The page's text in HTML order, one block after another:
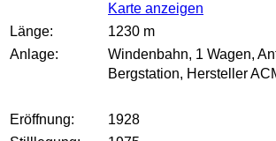
Karte anzeigen
Länge:
1230 m
Anlage:
Windenbahn, 1 Wagen,
Bergstation, Hersteller
Eröffnung:
1928